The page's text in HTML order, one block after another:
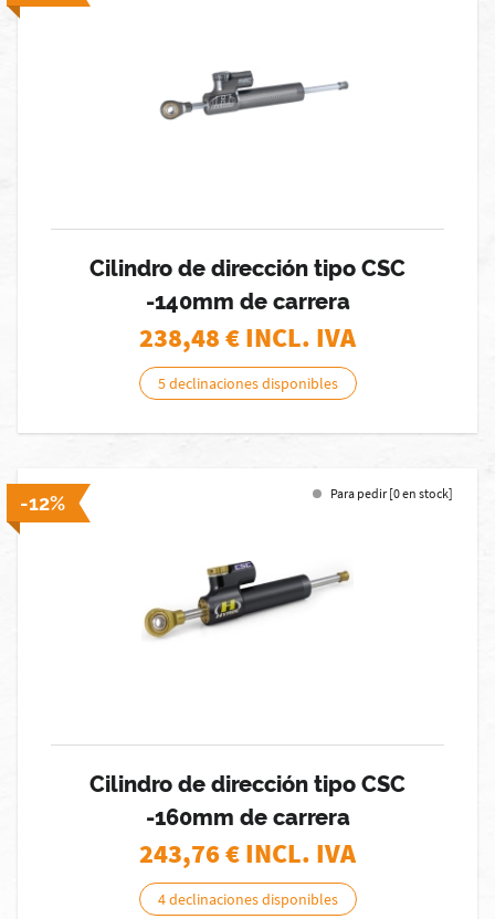
Cilindro de dirección tipo CSC
-140mm de carrera
238,48€ INCL. IVA
5 declinaciones disponibles
-12% Para pedir [0 en stock]
Cilindro de dirección tipo CSC
-160mm de carrera
243,76€ INCL. IVA
4 declinaciones disponibles